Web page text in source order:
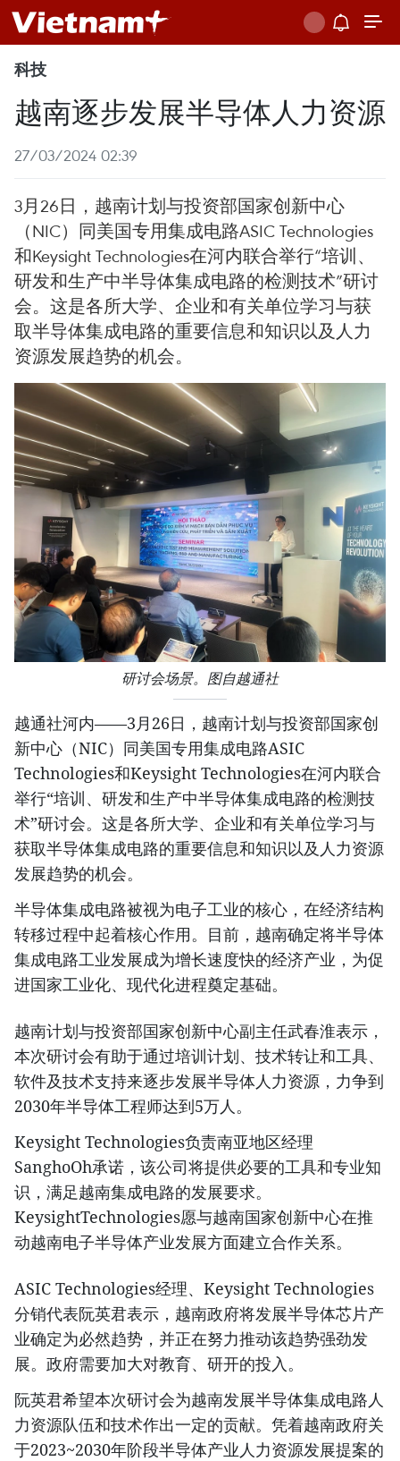
科技
越南逐步发展半导体人力资源
27/03/2024 02:39
3月26日，越南计划与投资部国家创新中心
（NIC）同美国专用集成电路ASIC Technologies
和Keysight Technologies在河内联合举行“培训、
研发和生产中半导体集成电路的检测技术”研讨
会。这是各所大学、企业和有关单位学习与获
取半导体集成电路的重要信息和知识以及人力
资源发展趋势的机会。
研讨会场景。图自越通社
越通社河内——3月26日，越南计划与投资部国家创
新中心（NIC）同美国专用集成电路ASIC
Technologies和Keysight Technologies在河内联合
举行“培训、研发和生产中半导体集成电路的检测技
术”研讨会。这是各所大学、企业和有关单位学习与
获取半导体集成电路的重要信息和知识以及人力资源
发展趋势的机会。
半导体集成电路被视为电子工业的核心，在经济结构
转移过程中起着核心作用。目前，越南确定将半导体
集成电路工业发展成为增长速度快的经济产业，为促
进国家工业化、现代化进程奠定基础。
越南计划与投资部国家创新中心副主任武春淮表示，
本次研讨会有助于通过培训计划、技术转让和工具、
软件及技术支持来逐步发展半导体人力资源，力争到
2030年半导体工程师达到5万人。
Keysight Technologies负责南亚地区经理
SanghoOh承诺，该公司将提供必要的工具和专业知
识，满足越南集成电路的发展要求。
KeysightTechnologies愿与越南国家创新中心在推
动越南电子半导体产业发展方面建立合作关系。
ASIC Technologies经理、Keysight Technologies
分销代表阮英君表示，越南政府将发展半导体芯片产
业确定为必然趋势，并正在努力推动该趋势强劲发
展。政府需要加大对教育、研开的投入。
阮英君希望本次研讨会为越南发展半导体集成电路人
力资源队伍和技术作出一定的贡献。凭着越南政府关
于2023~2030年阶段半导体产业人力资源发展提案的